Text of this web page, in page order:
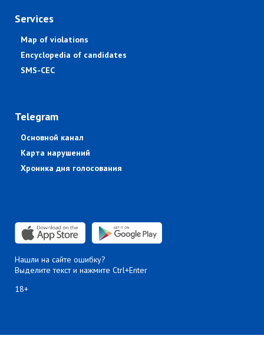
Services
Map of violations
Encyclopedia of candidates
SMS-CEC
Telegram
Основной канал
Карта нарушений
Хроника дня голосования
Нашли на сайте ошибку?
Выделите текст и нажмите Ctrl+Enter
18+